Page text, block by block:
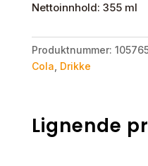
Nettoinnhold: 355 ml
Produktnummer:
Cola Drikke
Lignende